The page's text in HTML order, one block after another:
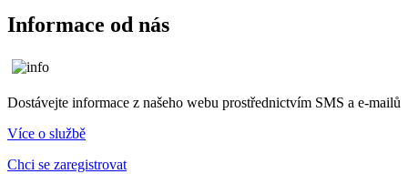
Informace od nás
Dostávejte informace z našeho webu prostřednictvím SMS a e-mailů
Více o službě
Chci se zaregistrovat